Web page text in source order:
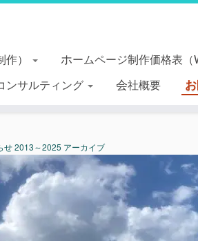
） ホームページ制作価格表
コンサルティング 会社概要
せ 2013～2025 アーカイブ